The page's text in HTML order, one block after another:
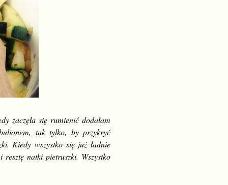
zaczęła się rumienić dodałam
tak tylko, by przykryć
Kiedy wszystko się już ładnie
resztę natki pietruszki. Wszystko